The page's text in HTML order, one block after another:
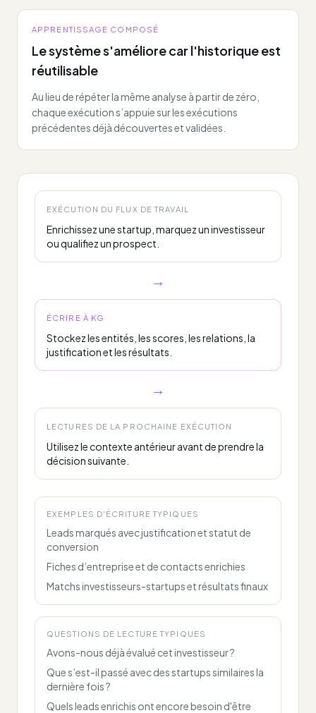
APPRENTISSAGE COMPOSÉ
Le système s'améliore car l'historique est
réutilisable
Au lieu de répéter la même analyse à partir de zéro,
chaque exécution s’appuie sur les exécutions
précédentes déjà découvertes et validées.
EXÉCUTION DU FLUX DE TRAVAIL
Enrichissez une startup, marquez un investisseur
ou qualifiez un prospect.
→
ÉCRIRE À KG
Stockez les entités, les scores, les relations, la
justification et les résultats.
→
LECTURES DE LA PROCHAINE EXÉCUTION
Utilisez le contexte antérieur avant de prendre la
décision suivante.
EXEMPLES D'ÉCRITURE TYPIQUES
Leads marqués avec justification et statut de
conversion
Fiches d’entreprise et de contacts enrichies
Matchs investisseurs-startups et résultats finaux
QUESTIONS DE LECTURE TYPIQUES
Avons-nous déjà évalué cet investisseur ?
Que s’est-il passé avec des startups similaires la
dernière fois ?
Quels leads enrichis ont encore besoin d'être